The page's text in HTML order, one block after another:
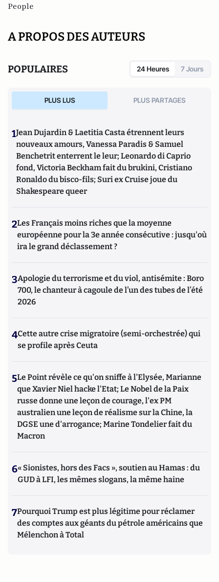
People
A PROPOS DES AUTEURS
POPULAIRES 24 Heures 7 Jours
PLUS LUS PLUS PARTAGES
1Jean Dujardin & Laetitia Casta étrennent leurs
nouveaux amours, Vanessa Paradis & Samuel
Benchetrit enterrent le leur; Leonardo di Caprio
fond, Victoria Beckham fait du brukini, Cristiano
Ronaldo du bisco-fils; Suri ex Cruise joue du
Shakespeare queer
2Les Français moins riches que la moyenne
européenne pour la 3e année consécutive : jusqu'où
ira le grand déclassement ?
3Apologie du terrorisme et du viol, antisémite : Boro
700, le chanteur à cagoule de l’un des tubes de l’été
2026
4Cette autre crise migratoire (semi-orchestrée) qui
se profile après Ceuta
5Le Point révèle ce qu'on sniffe à l'Elysée, Marianne
que Xavier Niel hacke l'Etat; Le Nobel de la Paix
russe donne une leçon de courage, l'ex PM
australien une leçon de réalisme sur la Chine, la
DGSE une d'arrogance; Marine Tondelier fait du
Macron
6« Sionistes, hors des Facs », soutien au Hamas : du
GUD à LFI, les mêmes slogans, la même haine
7Pourquoi Trump est plus légitime pour réclamer
des comptes aux géants du pétrole américains que
Mélenchon à Total